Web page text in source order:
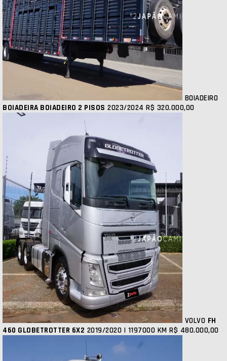
BOIADEIRO
BOIADEIRA BOIADEIRO 2 PISOS 2023/2024 R$ 320.000,00
VOLVO FH
460 GLOBETROTTER 6X2 2019/2020 | 1197000 KM R$ 480.000,00